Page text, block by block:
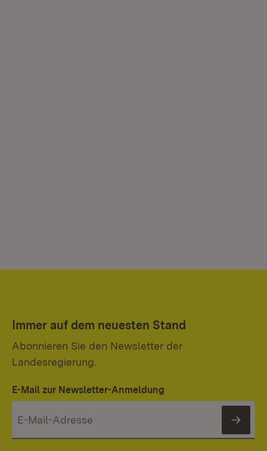
Immer auf dem neuesten Stand
Abonnieren Sie den Newsletter der
Landesregierung.
E-Mail zur Newsletter-Anmeldung